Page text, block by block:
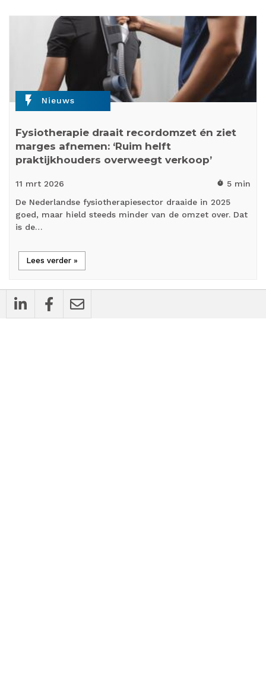
flash_on Nieuws
Fysiotherapie draait recordomzet én ziet
marges afnemen: ‘Ruim helft
praktijkhouders overweegt verkoop’
11 mrt 2026 timer 5 min
De Nederlandse fysiotherapiesector draaide in 2025
goed, maar hield steeds minder van de omzet over. Dat
is de…
Lees verder »